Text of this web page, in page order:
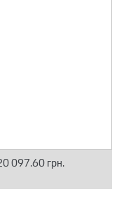
097.60 грн.